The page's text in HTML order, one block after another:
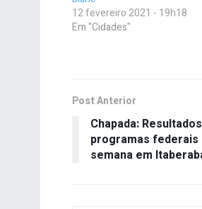
12 fevereiro 2021 - 19h18
Em "Cidades"
Post Anterior
Chapada:
programas
semana em